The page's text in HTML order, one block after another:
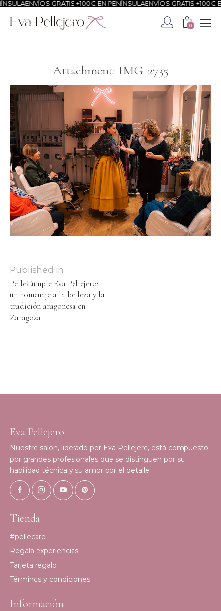
ENVÍOS GRATIS +100€ EN PENÍNSULAENVÍOS GRATIS +100€
0
Attachment: IMG_2735
Published in
PelleCumple Eva Pellejero:
un homenaje a la belleza y la
tradición aragonesa en
Zaragoza
Eva Pellejero
Nuestro salón, liderado por Eva Pellejero, está compuesto
por grandes profesionales que se distinguen por su
habilidad técnica y su amor por el detalle.
Tienda
#pellecare
Regala experiencias
Tarjeta regalo
Términos y condiciones
Información